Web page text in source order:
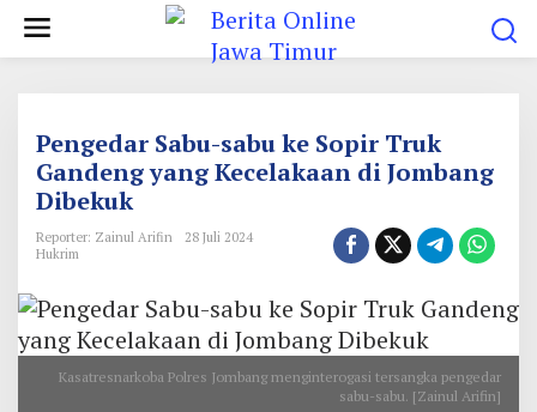
Pengedar Sabu-sabu ke Sopir Truk
Gandeng yang Kecelakaan di Jombang
Dibekuk
Reporter: Zainul Arifin
28 Juli 2024
Hukrim
Kasatresnarkoba Polres Jombang menginterogasi tersangka pengedar
sabu-sabu. [Zainul Arifin]